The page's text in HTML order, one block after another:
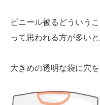
ビニール被るどういう
って思われる方が多い
大きめの透明な袋に穴